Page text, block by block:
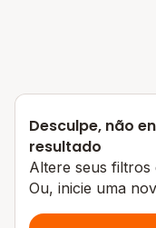
Desculpe, não
resultado
Altere seus filtros
Ou, inicie uma